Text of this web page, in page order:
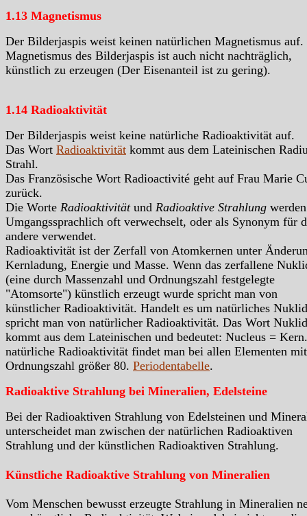
1.13 Magnetismus
Der Bilderjaspis weist keinen natürlichen Magnetismus auf.
Magnetismus des Bilderjaspis ist auch nicht nachträglich,
künstlich zu erzeugen (Der Eisenanteil ist zu gering).
1.14 Radioaktivität
Der Bilderjaspis weist keine natürliche Radioaktivität auf.
Das Wort Radioaktivität kommt aus dem Lateinischen
Strahl.
Das Französische Wort Radioactivité geht auf Frau Marie
zurück.
Die Worte Radioaktivitätund Radioaktive Strahlung werden
Umgangssprachlich oft verwechselt, oder als Synonym für
andere verwendet.
Radioaktivität ist der Zerfall von Atomkernen unter
Kernladung, Energie und Masse. Wenn das zerfallene
(eine durch Massenzahl und Ordnungszahl festgelegte
"Atomsorte") künstlich erzeugt wurde spricht man von
künstlicher Radioaktivität. Handelt es um natürliches Nuklid
spricht man von natürlicher Radioaktivität. Das Wort Nuklid
kommt aus dem Lateinischen und bedeutet: Nucleus =
natürliche Radioaktivität findet man bei allen Elementen
Ordnungszahl größer 80. Periodentabelle.
Radioaktive Strahlung bei Mineralien, Edelsteine
Bei der Radioaktiven Strahlung von Edelsteinen und
unterscheidet man zwischen der natürlichen Radioaktiven
Strahlung und der künstlichen Radioaktiven Strahlung.
Künstliche Radioaktive Strahlung von Mineralien
Vom Menschen bewusst erzeugte Strahlung in Mineralien